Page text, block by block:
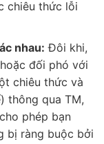
chiêu thức lỗi
nhau: Đôi khi,
đối phó với
chiêu thức và
thông qua TM,
phép bạn
bị ràng buộc bởi